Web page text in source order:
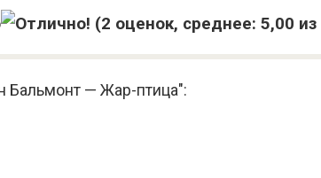
(2 оценок, среднее: 5,00
Бальмонт — Жар-птица":